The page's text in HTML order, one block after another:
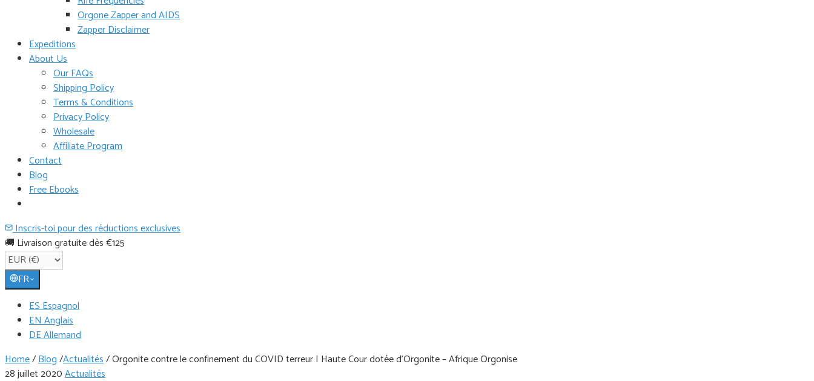
Orgone Zapper and AIDS
Zapper Disclaimer
Expeditions
About Us
Our FAQs
Shipping Policy
Terms & Conditions
Privacy Policy
Wholesale
Affiliate Program
Contact
Blog
Free Ebooks
Inscris-toi pour des réductions exclusives
🚚 Livraison gratuite dès €125
FR
ES Espagnol
EN Anglais
DE Allemand
Home/Blog/Actualités/Orgonite contre le confinement du COVID terreur | Haute Cour dotée d’Orgonite – Afrique Orgonise
28 juillet 2020Actualités